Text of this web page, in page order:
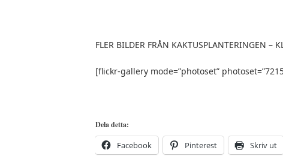
FLER BILDER FRÅN KAKTUSPLANTERINGEN –
[flickr-gallery mode=”photoset”
Dela detta:
Facebook Pinterest Skriv ut